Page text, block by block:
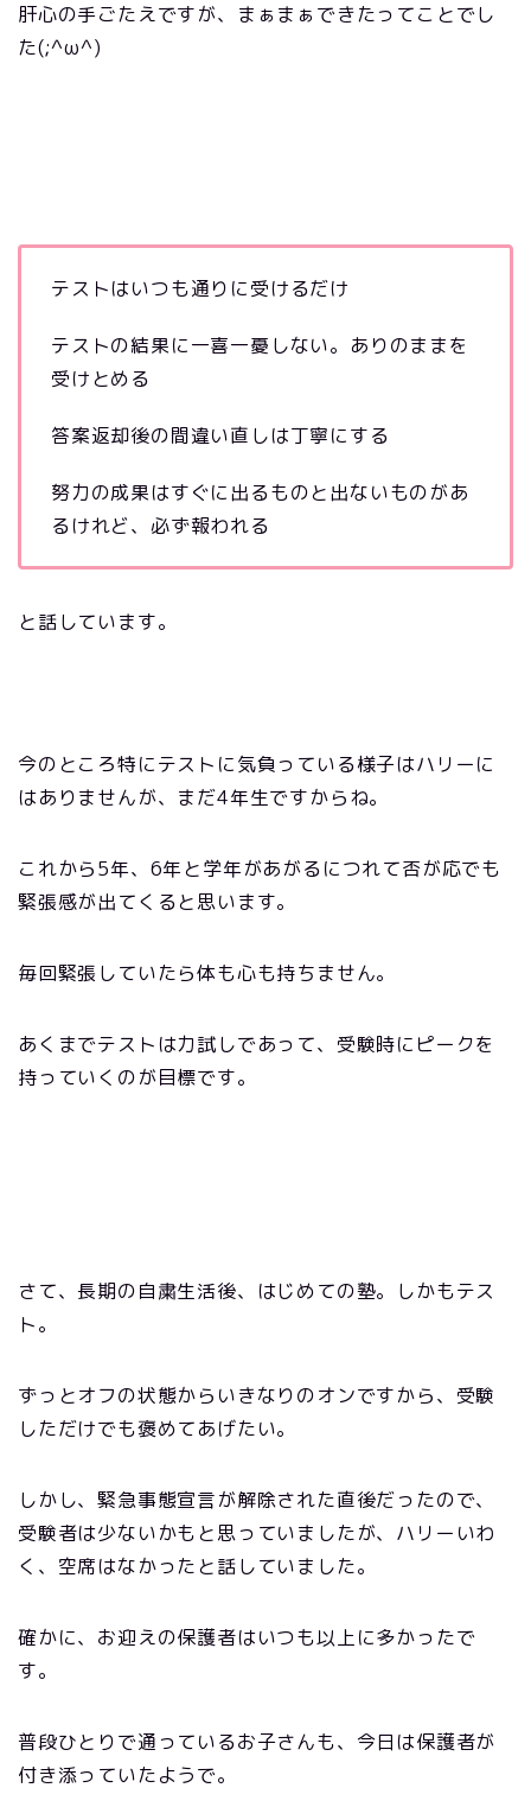
肝心の手ごたえですが、まぁまぁできたってことでし
た(;^ω^)
テストはいつも通りに受けるだけ
テストの結果に一喜一憂しない。ありのままを
受けとめる
答案返却後の間違い直しは丁寧にする
努力の成果はすぐに出るものと出ないものがあ
るけれど、必ず報われる
と話しています。
今のところ特にテストに気負っている様子はハリーに
はありませんが、まだ4年生ですからね。
これから5年、6年と学年があがるにつれて否が応でも
緊張感が出てくると思います。
毎回緊張していたら体も心も持ちません。
あくまでテストは力試しであって、受験時にピークを
持っていくのが目標です。
さて、長期の自粛生活後、はじめての塾。しかもテス
ト。
ずっとオフの状態からいきなりのオンですから、受験
しただけでも褒めてあげたい。
しかし、緊急事態宣言が解除された直後だったので、
受験者は少ないかもと思っていましたが、ハリーいわ
く、空席はなかったと話していました。
確かに、お迎えの保護者はいつも以上に多かったで
す。
普段ひとりで通っているお子さんも、今日は保護者が
付き添っていたようで。